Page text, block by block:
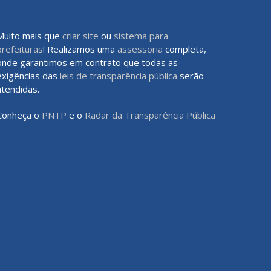
mais que criar site ou sistema para
! Realizamos uma assessoria completa,
garantimos em contrato que todas as
das leis de transparência pública serão
o PNTP e o Radar da Transparência Pública